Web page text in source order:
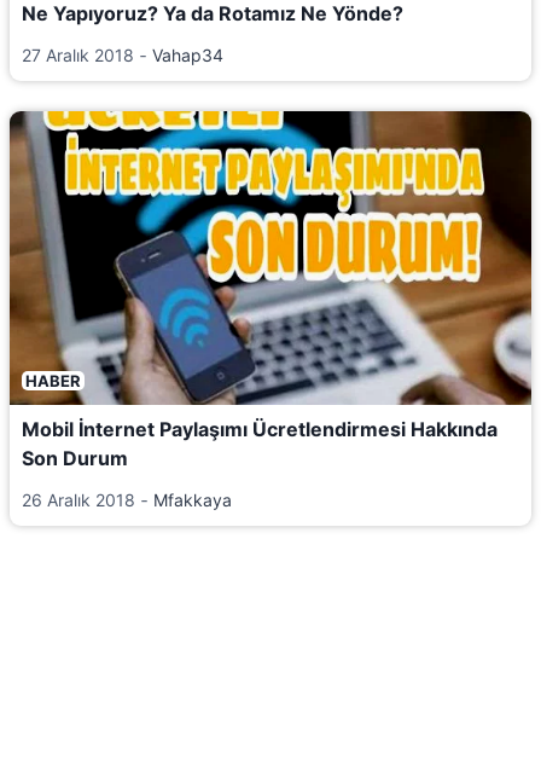
Ne Yapıyoruz? Ya da Rotamız Ne Yönde?
27 Aralık 2018 ‐ Vahap34
HABER
Mobil İnternet Paylaşımı Ücretlendirmesi Hakkında
Son Durum
26 Aralık 2018 ‐ Mfakkaya